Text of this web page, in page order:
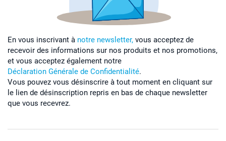
En vous inscrivant à notre newsletter, vous acceptez de
recevoir des informations sur nos produits et nos promotions,
et vous acceptez également notre
Déclaration Générale de Confidentialité.
Vous pouvez vous désinscrire à tout moment en cliquant sur
le lien de désinscription repris en bas de chaque newsletter
que vous recevrez.